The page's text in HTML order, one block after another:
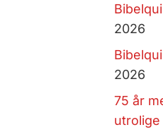
2026
2026
75 år
utrolige